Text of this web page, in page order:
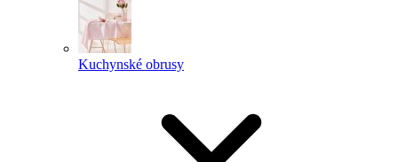
Kuchynské obrusy